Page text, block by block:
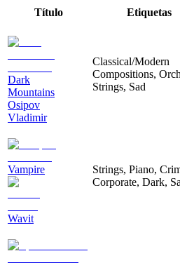
Título Etiquetas
Dark
Mountains
Osipov
Vladimir
Classical/Modern
Compositions,
Strings, Sad
Vampire
Wavit
Strings, Piano,
Corporate, Dark,